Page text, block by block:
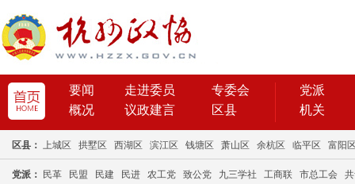
要闻 走进委员
专委会
概况
议政建言 区县
党派
机关
区县： 上城区 拱墅区 西湖区 滨江区 钱塘区 萧山区 余杭区 临平区 富阳
党派： 民革 民盟 民建 民进 农工党 致公党 九三学社 工商联 市总工会